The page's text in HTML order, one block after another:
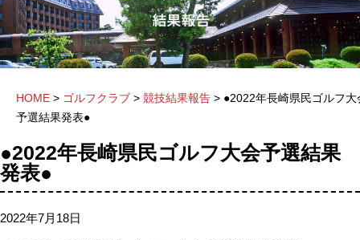
HOME > ゴルフクラブ > 競技結果報告 > ●2022年長崎県民ゴルフ大
予選結果発表●
●2022年長崎県民ゴルフ大会予選結果
発表●
2022年7月18日